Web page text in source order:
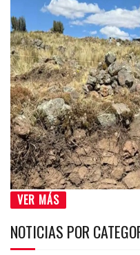
VER MÁS
NOTICIAS POR